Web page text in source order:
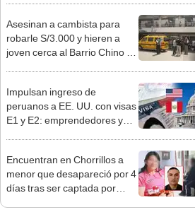
con más de S/ 19.000
Asesinan a cambista para
robarle S/3.000 y hieren a
joven cerca al Barrio Chino en
Lima Cercado
Impulsan ingreso de
peruanos a EE. UU. con visas
E1 y E2: emprendedores y
pymes serían los más
beneficiados
Encuentran en Chorrillos a
menor que desapareció por 4
días tras ser captada por
sujeto que conoció en Roblox:
PNP busca al implicado